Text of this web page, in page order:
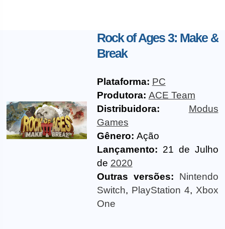
Rock of Ages 3: Make &
Break
Plataforma: PC
Produtora: ACE Team
Distribuidora:
Modus
Games
Gênero: Ação
Lançamento: 21 de Julho
de 2020
Outras versões:
Nintendo
Switch, PlayStation 4, Xbox
One